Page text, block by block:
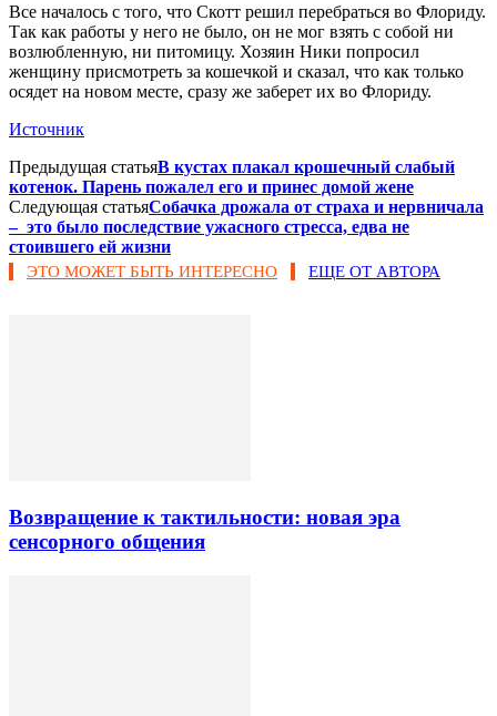
Все началось с того, что Скотт решил перебраться во Флориду.
Так как работы у него не было, он не мог взять с собой ни
возлюбленную, ни питомицу. Хозяин Ники попросил
женщину присмотреть за кошечкой и сказал, что как только
осядет на новом месте, сразу же заберет их во Флориду.
Источник
Предыдущая статьяВ кустах плакал крошечный слабый
котенок. Парень пожалел его и принес домой жене
Следующая статьяСобачка дрожала от страха и нервничала
– это было последствие ужасного стресса, едва не
стоившего ей жизни
ЭТО МОЖЕТ БЫТЬ ИНТЕРЕСНО ЕЩЕ ОТ АВТОРА
Возвращение к тактильности: новая эра
сенсорного общения